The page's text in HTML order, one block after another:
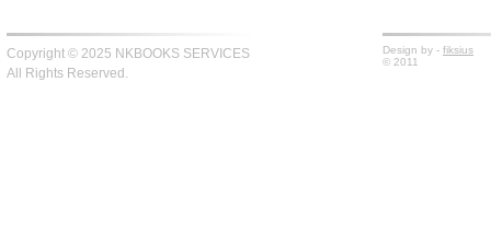
Copyright © 2025 NKBOOKS SERVICES
All Rights Reserved.
Design by - fiksius
© 2011